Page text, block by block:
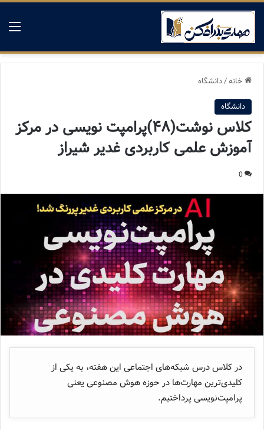
خانه/دانشگاه
دانشگاه
کلاس نوشت(۴۸)پرامپت نویسی در مرکز
آموزش علمی کاربردی غدیر شیراز
0
در کلاس درس شبکه‌های اجتماعی این هفته، به یکی از
کلیدی‌ترین مهارت‌ها در حوزه هوش مصنوعی یعنی
پرامپت‌نویسی پرداختیم.